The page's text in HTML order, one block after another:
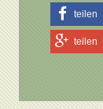
teilen
teilen